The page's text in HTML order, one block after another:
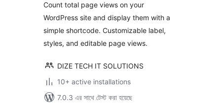
Count total page views on your
WordPress site and display them with a
simple shortcode. Customizable label,
styles, and editable page views.
DIZE TECH IT SOLUTIONS
10+ active installations
7.0.3 এর সাথে টেস্ট করা হয়েছে